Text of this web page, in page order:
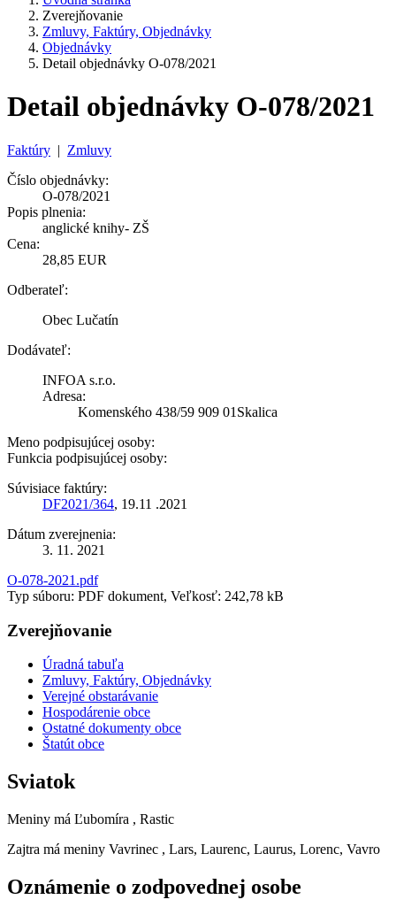
Zverejňovanie
Zmluvy, Faktúry, Objednávky
Objednávky
Detail objednávky O-078/2021
Detail objednávky O-078/2021
Faktúry | Zmluvy
Číslo objednávky:
O-078/2021
Popis plnenia:
anglické knihy- ZŠ
Cena:
28,85 EUR
Odberateľ:
Obec Lučatín
Dodávateľ:
INFOA s.r.o.
Adresa:
Komenského 438/59 909 01Skalica
Meno podpisujúcej osoby:
Funkcia podpisujúcej osoby:
Súvisiace faktúry:
DF2021/364, 19.11 .2021
Dátum zverejnenia:
3. 11. 2021
O-078-2021.pdf
Typ súboru: PDF dokument, Veľkosť: 242,78 kB
Zverejňovanie
Úradná tabuľa
Zmluvy, Faktúry, Objednávky
Verejné obstarávanie
Hospodárenie obce
Ostatné dokumenty obce
Štatút obce
Sviatok
Meniny má Ľubomíra , Rastic
Zajtra má meniny Vavrinec , Lars, Laurenc, Laurus, Lorenc, Vavro
Oznámenie o zodpovednej osobe